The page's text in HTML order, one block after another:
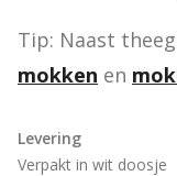
Tip: Naast
mokken en
Levering
Verpakt in wit doosje